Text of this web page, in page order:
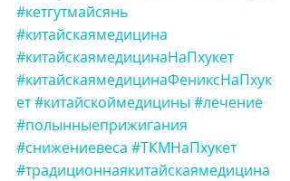
#кетгутмайсянь
#китайскаямедицина
#китайскаямедицинаНаПхукет
#китайскаямедицинаФениксНаПхук
ет#китайскоймедицины #лечение
#полынныеприжигания
#снижениевеса #ТКМНаПхукет
#традиционнаякитайскаямедицина